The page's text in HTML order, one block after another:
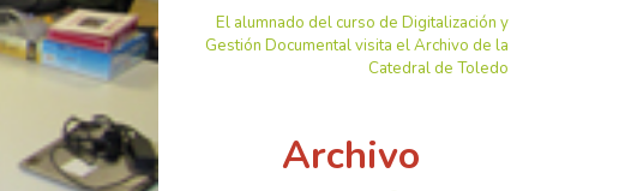
El alumnado del curso de Digitalización y
Gestión Documental visita el Archivo de la
Catedral de Toledo
Archivo